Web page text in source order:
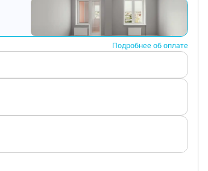
Подробнее об оплате